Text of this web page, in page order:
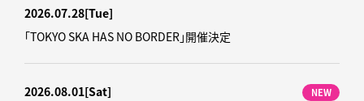
2026.07.28[Tue]
「TOKYO SKA HAS NO BORDER」開催決定
2026.08.01[Sat] NEW